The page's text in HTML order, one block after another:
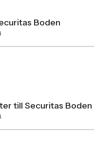
Boden
till Securitas Boden